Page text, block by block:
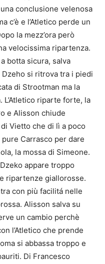
conclusione velenosa
c’è e l’Atletico perde un
la mezz’ora però
velocissima ripartenza.
botta sicura, salva
Dzeho si ritrova tra i piedi
di Strootman ma la
L’Atletico riparte forte, la
e Alisson chiude
Vietto che di lì a poco
Carrasco per dare
la mossa di Simeone.
appare troppo
ripartenze giallorosse.
con più facilitá nelle
Alisson salva su
un cambio perchè
l’Atletico che prende
si abbassa troppo e
Di Francesco